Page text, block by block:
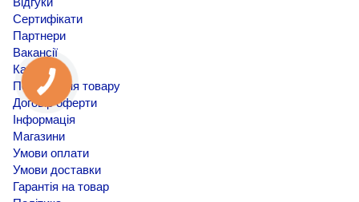
Сертифікати
Партнери
Вакансії
Кар'єра
Повернення товару
Договір оферти
Інформація
Магазини
Умови оплати
Умови доставки
Гарантія на товар